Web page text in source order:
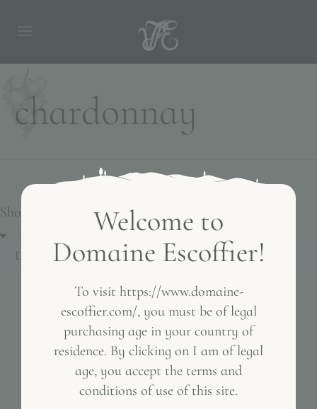
chardonnay
Showing all 2 results
Inactive
Welcome to
Domaine Escoffier!
To visit https://www.domaine-
escoffier.com/, you must be of legal
purchasing age in your country of
residence. By clicking on I am of legal
age, you accept the terms and
conditions of use of this site.